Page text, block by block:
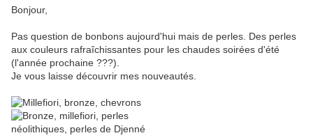
Bonjour,
Pas question de bonbons aujourd'hui mais de perles. Des perles
aux couleurs rafraîchissantes pour les chaudes soirées d'été
(l'année prochaine ???).
Je vous laisse découvrir mes nouveautés.